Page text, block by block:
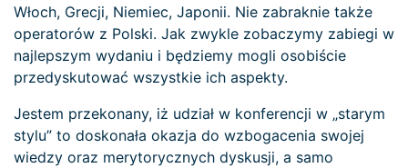
Włoch, Grecji, Niemiec, Japonii. Nie zabraknie także
operatorów z Polski. Jak zwykle zobaczymy zabiegi w
najlepszym wydaniu i będziemy mogli osobiście
przedyskutować wszystkie ich aspekty.
Jestem przekonany, iż udział w konferencji w „starym
stylu” to doskonała okazja do wzbogacenia swojej
wiedzy oraz merytorycznych dyskusji, a samo